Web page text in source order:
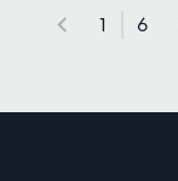
1 6